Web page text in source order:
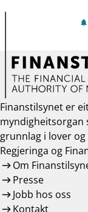
Finanstilsynet er
myndigheitsorgan
grunnlag i lover
Regjeringa og
Om
Presse
Jobb hos oss
Kontakt